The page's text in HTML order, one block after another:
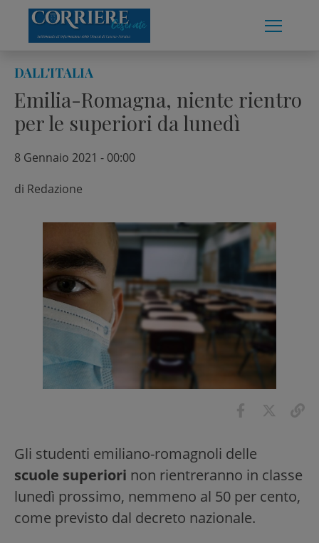
content
DALL'ITALIA
Emilia-Romagna, niente rientro
per le superiori da lunedì
8 Gennaio 2021 - 00:00
di Redazione
Gli studenti emiliano-romagnoli delle
scuole superiori non rientreranno in classe
lunedì prossimo, nemmeno al 50 per cento,
come previsto dal decreto nazionale.